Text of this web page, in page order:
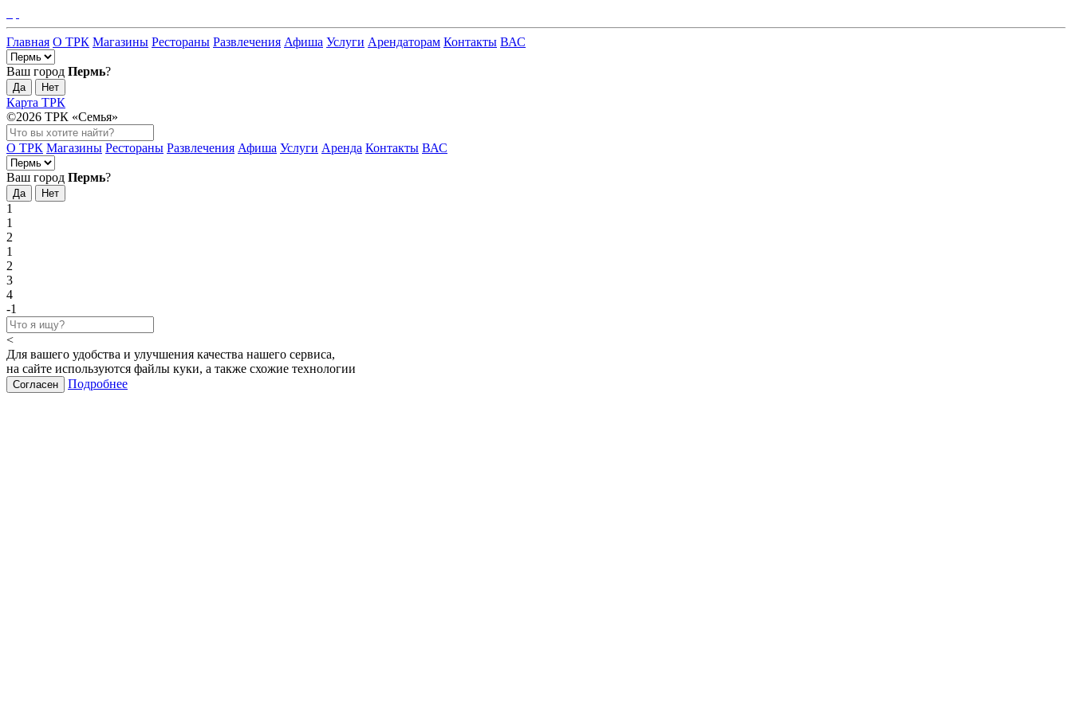
Главная О ТРК Магазины Рестораны Развлечения Афиша Услуги Арендаторам Контакты ВАС
Ваш город Пермь?
Да Нет
Карта ТРК
©2026 ТРК «Семья»
О ТРК Магазины Рестораны Развлечения Афиша Услуги Аренда Контакты ВАС
Ваш город Пермь?
Да Нет
1
1
2
1
2
3
4
-1
<
Для вашего удобства и улучшения качества нашего сервиса,
на сайте используются файлы куки, а также схожие технологии
Согласен Подробнее